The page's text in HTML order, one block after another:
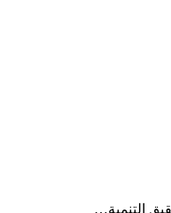
التنمية…